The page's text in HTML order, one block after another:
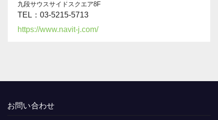
九段サウスサイドスクエア8F
TEL：03-5215-5713
https://www.navit-j.com/
お問い合わせ